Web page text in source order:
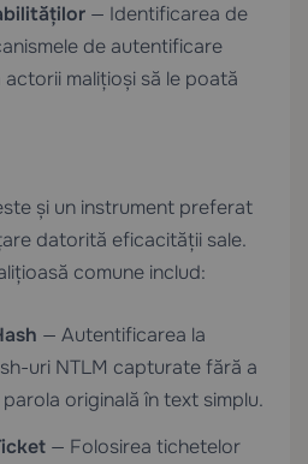
— Identificarea de
de autentificare
malițioși să le poată
și un instrument preferat
datorită eficacității sale.
comune includ:
— Autentificarea la
uri NTLM capturate fără a
originală în text simplu.
— Folosirea tichetelor